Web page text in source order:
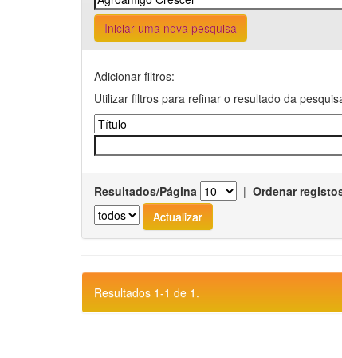
Iniciar uma nova pesquisa
Adicionar filtros:
Utilizar filtros para refinar o resultado da
Resultados/Página | Ordenar
Resultados 1-1 de 1.